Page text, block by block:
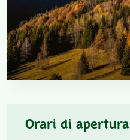
Orari di apertura